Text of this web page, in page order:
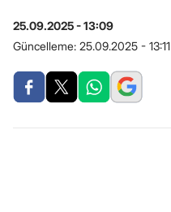
25.09.2025 - 13:09
Güncelleme: 25.09.2025 - 13:11